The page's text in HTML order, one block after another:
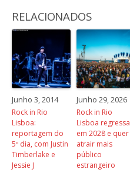
RELACIONADOS
Junho 3, 2014
Rock in Rio
Lisboa:
reportagem do
5º dia, com Justin
Timberlake e
Jessie J
Junho 29, 2026
Rock in Rio
Lisboa regressa
em 2028 e quer
atrair mais
público
estrangeiro